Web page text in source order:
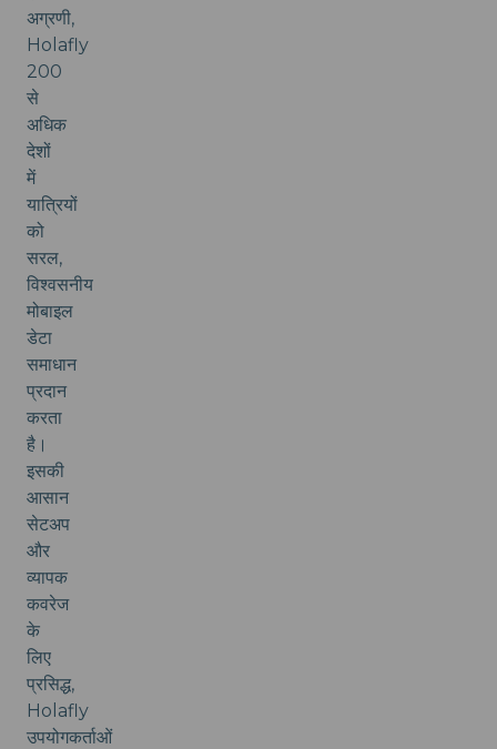
अग्रणी,
Holafly
200
से
अधिक
देशों
में
यात्रियों
को
सरल,
विश्वसनीय
मोबाइल
डेटा
समाधान
प्रदान
करता
है।
इसकी
आसान
सेटअप
और
व्यापक
कवरेज
के
लिए
प्रसिद्ध,
Holafly
उपयोगकर्ताओं